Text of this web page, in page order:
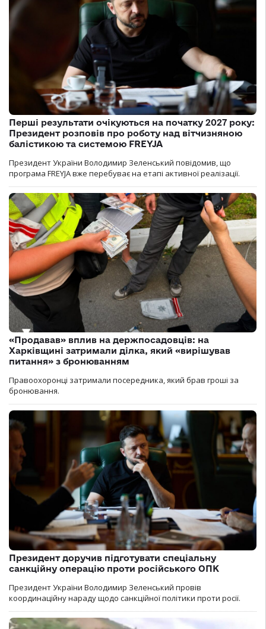
Перші результати очікуються на початку 2027 року:
Президент розповів про роботу над вітчизняною
балістикою та системою FREYJA
Президент України Володимир Зеленський повідомив, що
програма FREYJA вже перебуває на етапі активної реалізації.
«Продавав» вплив на держпосадовців: на
Харківщині затримали ділка, який «вирішував
питання» з бронюванням
Правоохоронці затримали посередника, який брав гроші за
бронювання.
Президент доручив підготувати спеціальну
санкційну операцію проти російського ОПК
Президент України Володимир Зеленський провів
координаційну нараду щодо санкційної політики проти росії.